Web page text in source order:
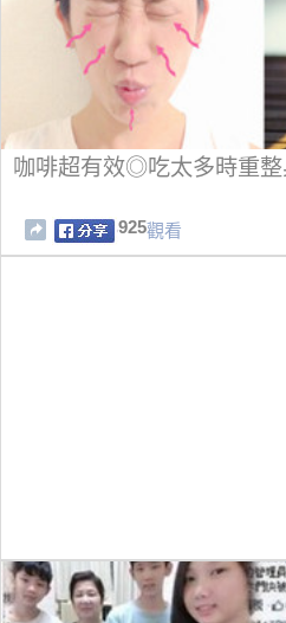
咖啡超有效◎吃太多時重整
925觀看